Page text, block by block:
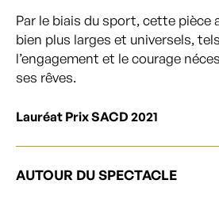
Par le biais du sport, cette pièce
bien plus larges et universels,
l’engagement et le courage
ses rêves.
Lauréat Prix SACD 2021
AUTOUR DU SPECTACLE